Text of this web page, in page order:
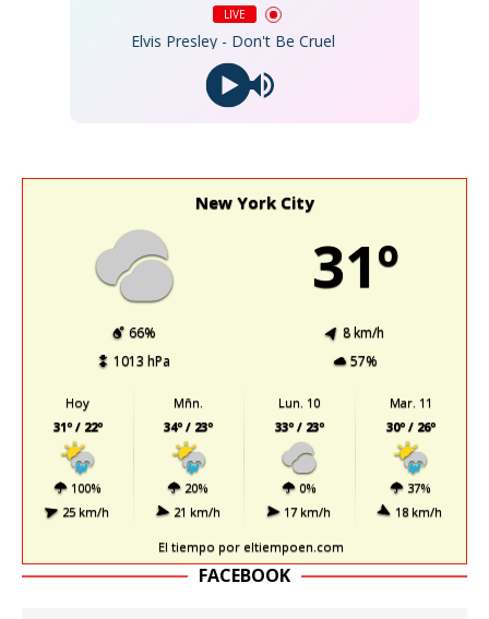
LIVE
Elvis Presley - Don't Be Cruel
New York City
31º
66%
8 km/h
1013 hPa
57%
Hoy
31º / 22º
100%
25 km/h
Mñn.
34º / 23º
20%
21 km/h
Lun. 10
33º / 23º
0%
17 km/h
Mar. 11
30º / 26º
37%
18 km/h
El tiempo por eltiempoen.com
FACEBOOK